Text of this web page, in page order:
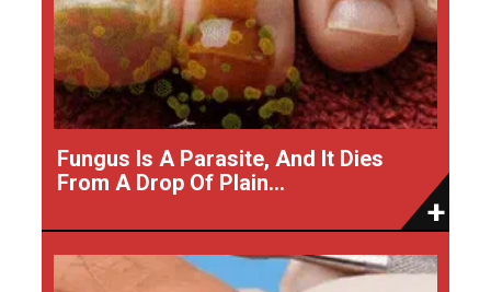
Fungus Is A Parasite, And It Dies
From A Drop Of Plain...